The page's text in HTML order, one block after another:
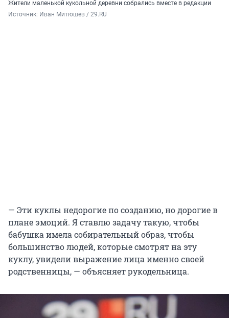
Жители маленькой кукольной деревни собрались вместе в редакции
Источник: Иван Митюшев / 29.RU
— Эти куклы недорогие по созданию, но дорогие в
плане эмоций. Я ставлю задачу такую, чтобы
бабушка имела собирательный образ, чтобы
большинство людей, которые смотрят на эту
куклу, увидели выражение лица именно своей
родственницы, — объясняет рукодельница.